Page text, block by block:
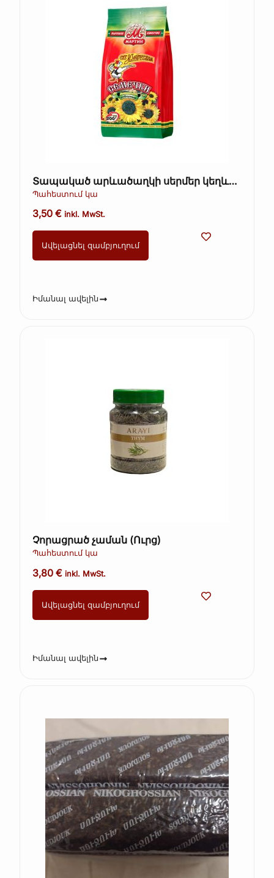
Տապակած արևածաղկի սերմեր կեղևով
– Ot Martina, 200 գ
Պահեստում կա
3,50€ inkl. MwSt.
Ավելացնել զամբյուղում
Իմանալ ավելին
Չորացրած չաման (Ուրց)
Պահեստում կա
3,80€ inkl. MwSt.
Ավելացնել զամբյուղում
Իմանալ ավելին